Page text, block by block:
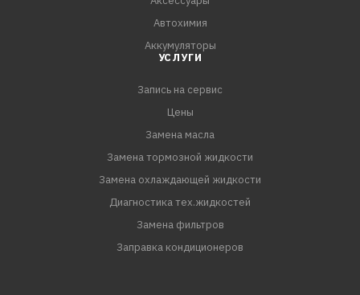
Автохимия
Аккумуляторы
УСЛУГИ
Запись на сервис
Цены
Замена масла
Замена тормозной жидкости
Замена охлаждающей жидкости
Диагностика тех.жидкостей
Замена фильтров
Заправка кондиционеров